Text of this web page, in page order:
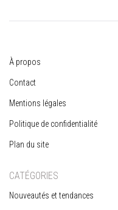
À propos
Contact
Mentions légales
Politique de confidentialité
Plan du site
CATÉGORIES
Nouveautés et tendances